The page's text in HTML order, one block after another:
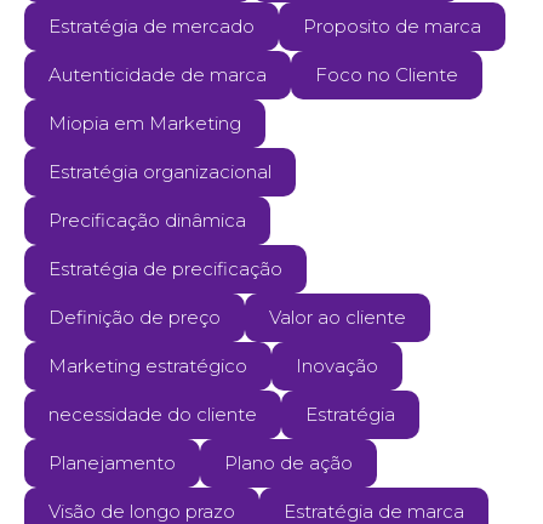
Estratégia de mercado Proposito de marca
Autenticidade de marca Foco no Cliente
Miopia em Marketing
Estratégia organizacional
Precificação dinâmica
Estratégia de precificação
Definição de preço Valor ao cliente
Marketing estratégico Inovação
necessidade do cliente Estratégia
Planejamento Plano de ação
Visão de longo prazo Estratégia de marca